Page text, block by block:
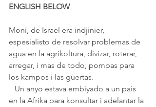
ENGLISH BELOW
Moni, de Israel era indjinier,
espesialisto de resolvar problemas de
agua en la agrikoltura, divizar, roterar,
arregar, i mas de todo, pompas para
los kampos i las guertas.
en la Afrika para konsultar i adelantar la